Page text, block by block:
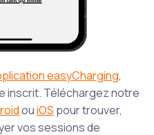
easyCharging,
inscrit. Téléchargez notre
ouiOS pour trouver,
vos sessions de